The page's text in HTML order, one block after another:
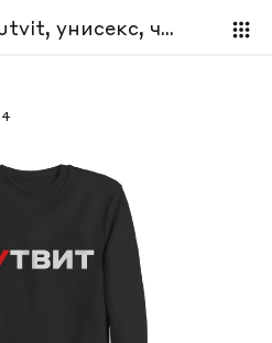
Свитшот Rutvit, унисекс, черный